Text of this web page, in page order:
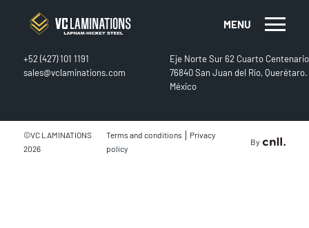
MENU
CONTACT
+52 (427) 101 1191
sales@vclaminations.com
Eje Norte Sur 62 Cuarto Centenario
76840 San Juan del Río, Querétaro.
México
©VC LAMINATIONS
2026
Terms and conditions | Privacy
policy
By